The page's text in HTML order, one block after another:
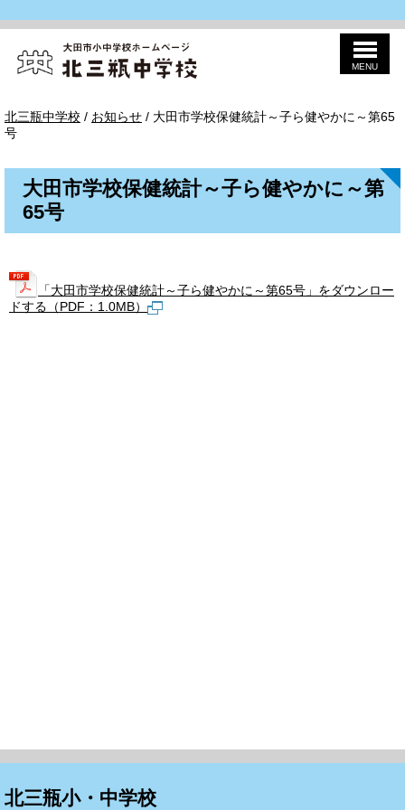
三
瓶
MENU
現
在
位
置：
北三瓶中学校 / お知らせ / 大田市学校保健統計～子ら健やかに～第65
号
大田市学校保健統計～子ら健やかに～第
65号
「大田市学校保健統計～子ら健やかに～第65号」をダウンロー
ドする（PDF：1.0MB）
北三瓶小・中学校